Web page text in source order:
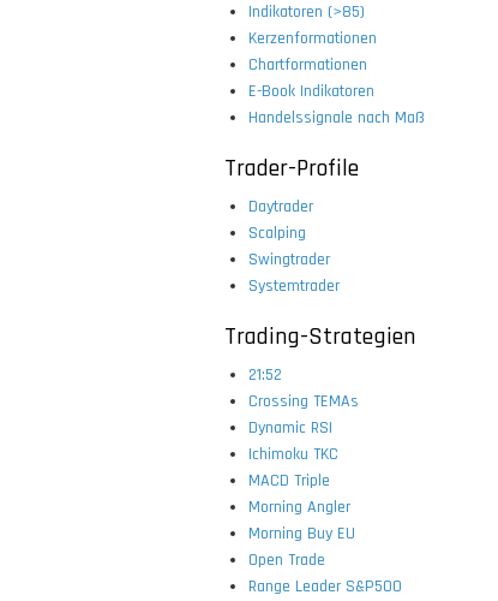
Indikatoren (>85)
Kerzenformationen
Chartformationen
E-Book Indikatoren
Handelssignale nach Maß
Trader-Profile
Daytrader
Scalping
Swingtrader
Systemtrader
Trading-Strategien
21:52
Crossing TEMAs
Dynamic RSI
Ichimoku TKC
MACD Triple
Morning Angler
Morning Buy EU
Open Trade
Range Leader S&P500